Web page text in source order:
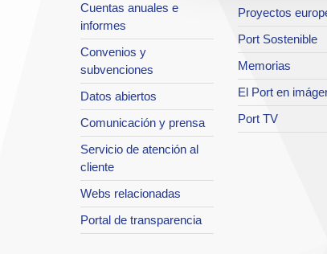
Cuentas anuales e
informes
Convenios y
subvenciones
Datos abiertos
Comunicación y prensa
Servicio de atención al
cliente
Webs relacionadas
Portal de transparencia
Proyectos
Port Sostenible
Memorias
El Port en
Port TV